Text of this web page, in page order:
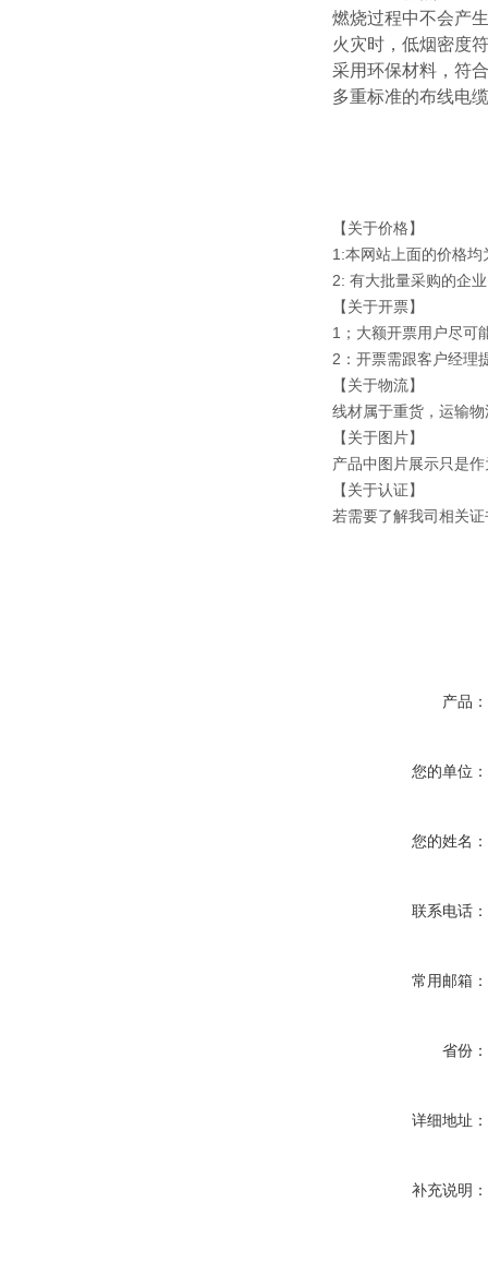
燃烧过程中不会产
火灾时，低烟密度
采用环保材料，符合
多重标准的布线电缆
【关于价格】
1:本网站上面的价格
2: 有大批量采购的企
【关于开票】
1；大额开票用户尽可
2：开票需跟客户经理
【关于物流】
线材属于重货，运输
【关于图片】
产品中图片展示只是
【关于认证】
若需要了解我司相关
产品：
您的单位：
您的姓名：
联系电话：
常用邮箱：
省份：
详细地址：
补充说明：